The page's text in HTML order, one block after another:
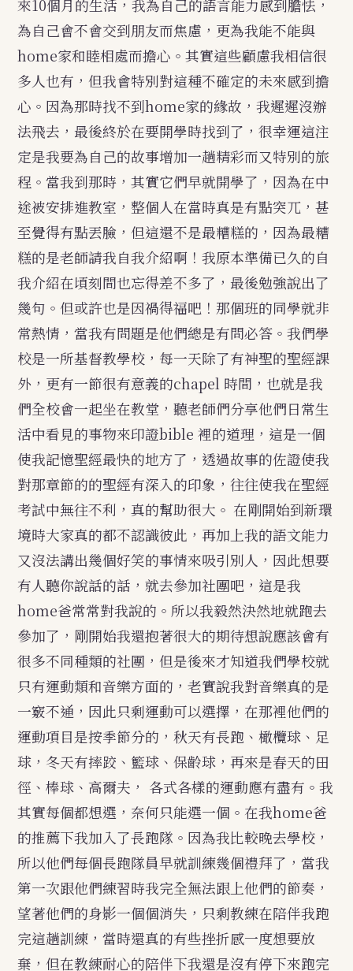
來10個月的生活，我為自己的語言能力感到膽怯，
為自己會不會交到朋友而焦慮，更為我能不能與
home家和睦相處而擔心。其實這些顧慮我相信很
多人也有，但我會特別對這種不確定的未來感到擔
心。因為那時找不到home家的緣故，我遲遲沒辦
法飛去，最後終於在要開學時找到了，很幸運這注
定是我要為自己的故事增加一趟精彩而又特別的旅
程。當我到那時，其實它們早就開學了，因為在中
途被安排進教室，整個人在當時真是有點突兀，甚
至覺得有點丟臉，但這還不是最糟糕的，因為最糟
糕的是老師請我自我介紹啊！我原本準備已久的自
我介紹在頃刻間也忘得差不多了，最後勉強說出了
幾句。但或許也是因禍得福吧！那個班的同學就非
常熱情，當我有問題是他們總是有問必答。我們學
校是一所基督教學校，每一天除了有神聖的聖經課
外，更有一節很有意義的chapel 時間，也就是我
們全校會一起坐在教堂，聽老師們分享他們日常生
活中看見的事物來印證bible 裡的道理，這是一個
使我記憶聖經最快的地方了，透過故事的佐證使我
對那章節的的聖經有深入的印象，往往使我在聖經
考試中無往不利，真的幫助很大。 在剛開始到新環
境時大家真的都不認識彼此，再加上我的語文能力
又沒法講出幾個好笑的事情來吸引別人，因此想要
有人聽你說話的話，就去參加社團吧，這是我
home爸常常對我說的。所以我毅然決然地就跑去
參加了，剛開始我還抱著很大的期待想說應該會有
很多不同種類的社團，但是後來才知道我們學校就
只有運動類和音樂方面的，老實說我對音樂真的是
一竅不通，因此只剩運動可以選擇，在那裡他們的
運動項目是按季節分的，秋天有長跑、橄欖球、足
球，冬天有摔跤、籃球、保齡球，再來是春天的田
徑、棒球、高爾夫， 各式各樣的運動應有盡有。我
其實每個都想選，奈何只能選一個。在我home爸
的推薦下我加入了長跑隊。因為我比較晚去學校，
所以他們每個長跑隊員早就訓練幾個禮拜了，當我
第一次跟他們練習時我完全無法跟上他們的節奏，
望著他們的身影一個個消失，只剩教練在陪伴我跑
完這趟訓練，當時還真的有些挫折感一度想要放
棄，但在教練耐心的陪伴下我還是沒有停下來跑完